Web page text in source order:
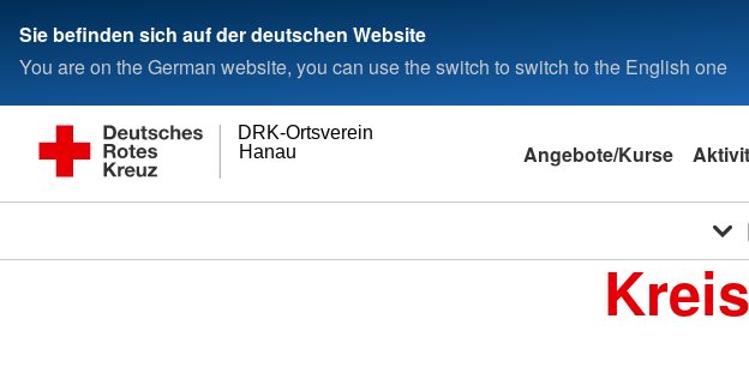
Sie befinden sich auf der deutschen Website
You are on the German website, you can use the switch to switch to the English one
Hanau
DRK-Ortsverein
Angebote/Kurse